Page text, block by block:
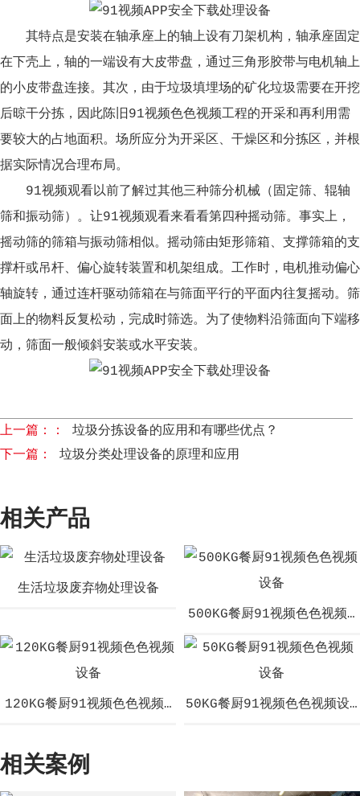
其特点是安装在轴承座上的轴上设有刀架机构，轴承座固定
在下壳上，轴的一端设有大皮带盘，通过三角形胶带与电机轴上
的小皮带盘连接。其次，由于垃圾填埋场的矿化垃圾需要在开挖
后晾干分拣，因此陈旧91视频色色视频工程的开采和再利用需
要较大的占地面积。场所应分为开采区、干燥区和分拣区，并根
据实际情况合理布局。
91视频观看以前了解过其他三种筛分机械（固定筛、辊轴
筛和振动筛）。让91视频观看来看看第四种摇动筛。事实上，
摇动筛的筛箱与振动筛相似。摇动筛由矩形筛箱、支撑筛箱的支
撑杆或吊杆、偏心旋转装置和机架组成。工作时，电机推动偏心
轴旋转，通过连杆驱动筛箱在与筛面平行的平面内往复摇动。筛
面上的物料反复松动，完成时筛选。为了使物料沿筛面向下端移
动，筛面一般倾斜安装或水平安装。
上一篇：： 垃圾分拣设备的应用和有哪些优点？
下一篇： 垃圾分类处理设备的原理和应用
相关产品
生活垃圾废弃物处理设备
500KG餐厨91视频色色视频
120KG餐厨91视频色色视频设备50KG餐厨91视频色色视频设
相关案例